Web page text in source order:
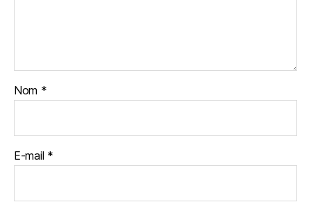
Nom *
E-mail *